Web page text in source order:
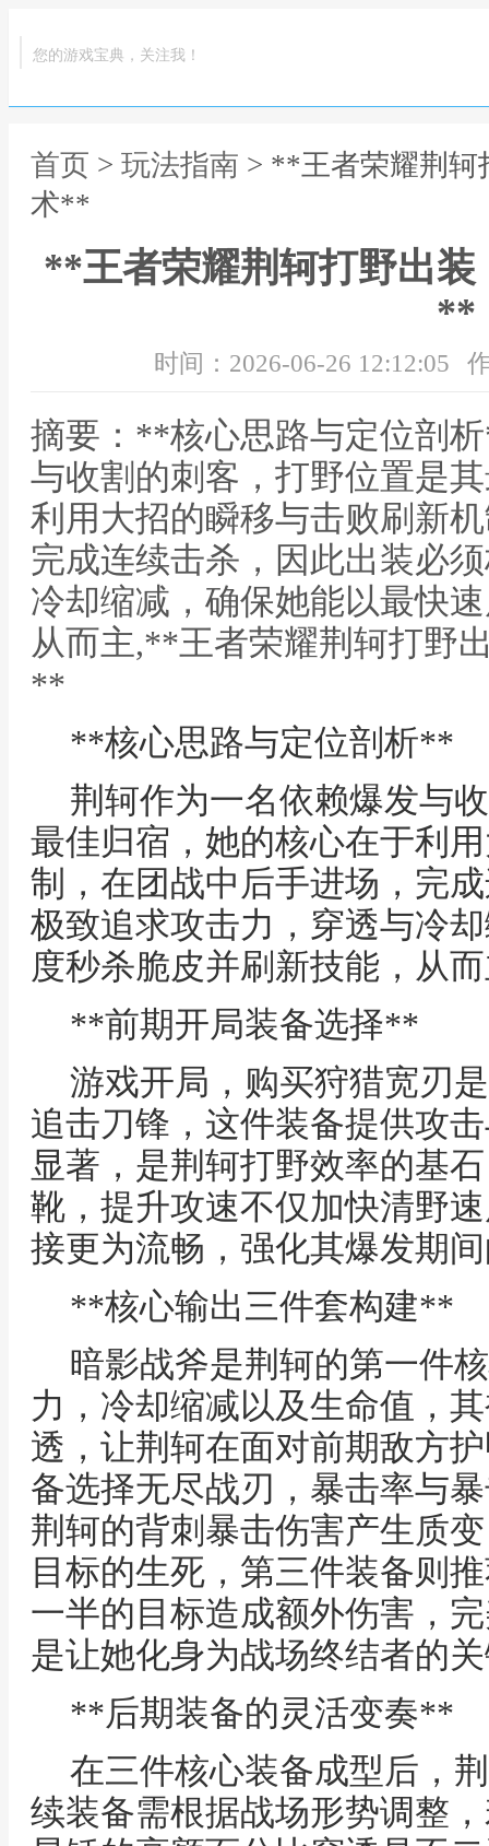
您的游戏宝典，关注我！
首页 > 玩法指南 > **王者荣耀荆轲
术**
**王者荣耀荆轲打野出
**
时间：2026-06-26 12:12:05
摘要：**核心思路与定位剖
与收割的刺客，打野位置是
利用大招的瞬移与击败刷新
完成连续击杀，因此出装必
冷却缩减，确保她能以最快
从而主,**王者荣耀荆轲打野
**
**核心思路与定位剖析**
荆轲作为一名依赖爆发与
最佳归宿，她的核心在于利
制，在团战中后手进场，完
极致追求攻击力，穿透与冷
度秒杀脆皮并刷新技能，从
**前期开局装备选择**
游戏开局，购买狩猎宽刃
追击刀锋，这件装备提供攻
显著，是荆轲打野效率的基
靴，提升攻速不仅加快清野
接更为流畅，强化其爆发期
**核心输出三件套构建**
暗影战斧是荆轲的第一件
力，冷却缩减以及生命值，
透，让荆轲在面对前期敌方
备选择无尽战刃，暴击率与
荆轲的背刺暴击伤害产生质
目标的生死，第三件装备则
一半的目标造成额外伤害，
是让她化身为战场终结者的
**后期装备的灵活变奏**
在三件核心装备成型后，
续装备需根据战场形势调整